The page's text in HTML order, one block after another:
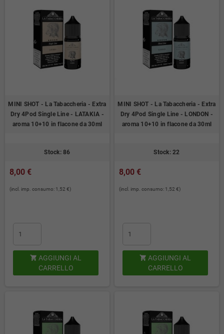
MINI SHOT - La Tabaccheria - Extra
Dry 4Pod Single Line - LATAKIA -
aroma 10+10 in flacone da 30ml
Stock: 86
8,00 €
(incl. imp. consumo: 1,52 €)
 AGGIUNGI AL
CARRELLO
MINI SHOT - La Tabaccheria - Extra
Dry 4Pod Single Line - LONDON -
aroma 10+10 in flacone da 30ml
Stock: 22
8,00 €
(incl. imp. consumo: 1,52 €)
 AGGIUNGI AL
CARRELLO